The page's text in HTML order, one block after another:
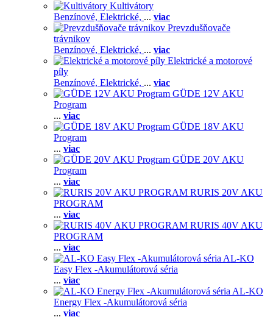
Kultivátory
Benzínové, Elektrické, ... viac
Prevzdušňovače
trávnikov
Benzínové, Elektrické, ... viac
Elektrické a motorové
píly
Benzínové, Elektrické, ... viac
GÜDE 12V AKU
Program
... viac
GÜDE 18V AKU
Program
... viac
GÜDE 20V AKU
Program
... viac
RURIS 20V AKU
PROGRAM
... viac
RURIS 40V AKU
PROGRAM
... viac
AL-KO
Easy Flex -Akumulátorová séria
... viac
AL-KO
Energy Flex -Akumulátorová séria
... viac